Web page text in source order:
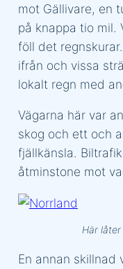
mot Gällivare, en
på knappa tio mil.
föll det
ifrån och vissa
lokalt regn med
Vägarna här var
skog och ett och
fjällkänsla.
åtminstone mot
Här
En annan skillnad